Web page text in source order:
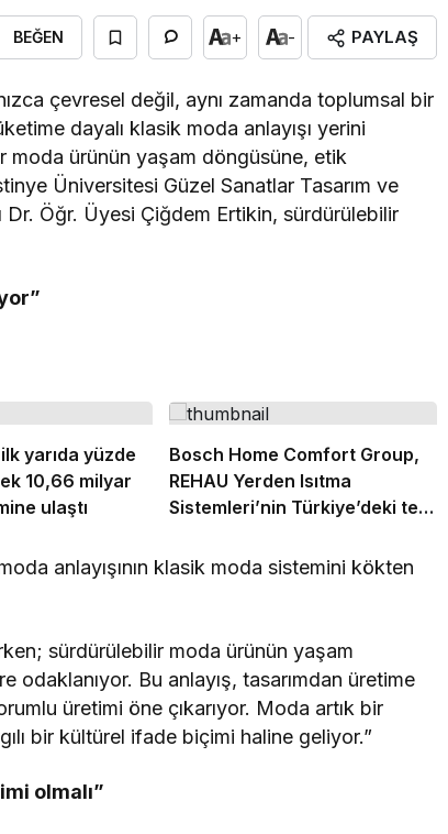
BEĞEN + - PAYLAŞ
çevresel değil, aynı zamanda toplumsal bir
dayalı klasik moda anlayışı yerini
moda ürünün yaşam döngüsüne, etik
Üniversitesi Güzel Sanatlar Tasarım ve
Dr. Öğr. Üyesi Çiğdem Ertikin, sürdürülebilir
yarıda yüzde
10,66 milyar
ulaştı
Bosch Home Comfort Group,
REHAU Yerden Isıtma
Sistemleri’nin Türkiye’deki tek
anlayışının klasik moda sistemini kökten
sürdürülebilir moda ürünün yaşam
Bu anlayış, tasarımdan üretime
üretimi öne çıkarıyor. Moda artık bir
bir kültürel ifade biçimi haline geliyor.”
olmalı”